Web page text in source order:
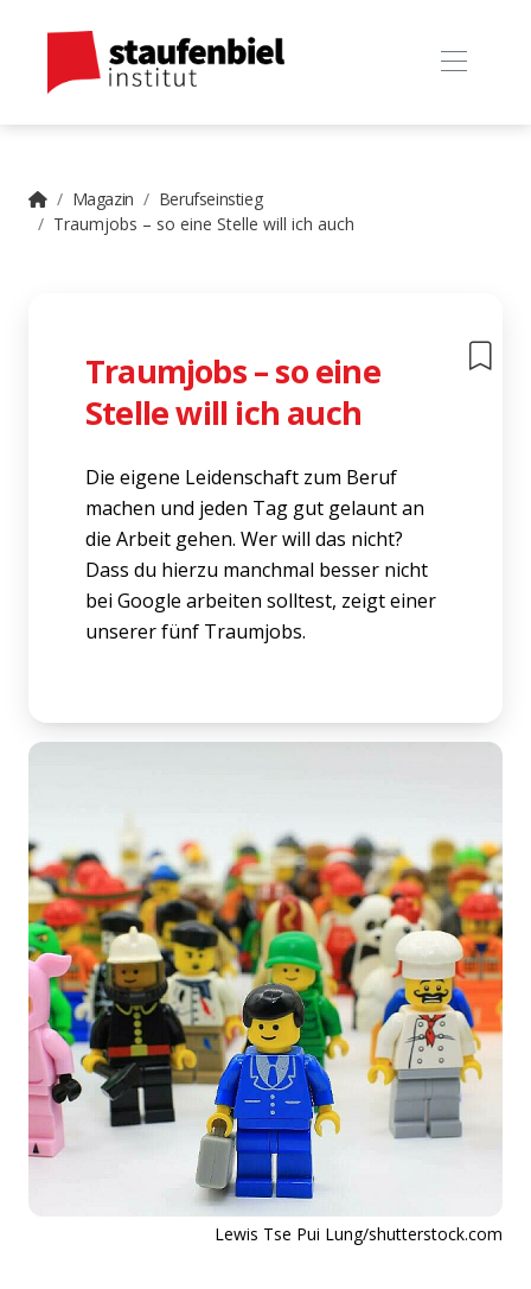
Magazin
Berufseinstieg
Traumjobs – so eine Stelle will ich auch
Traumjobs – so eine
Stelle will ich auch
Die eigene Leidenschaft zum Beruf
machen und jeden Tag gut gelaunt an
die Arbeit gehen. Wer will das nicht?
Dass du hierzu manchmal besser nicht
bei Google arbeiten solltest, zeigt einer
unserer fünf Traumjobs.
Lewis Tse Pui Lung/shutterstock.com